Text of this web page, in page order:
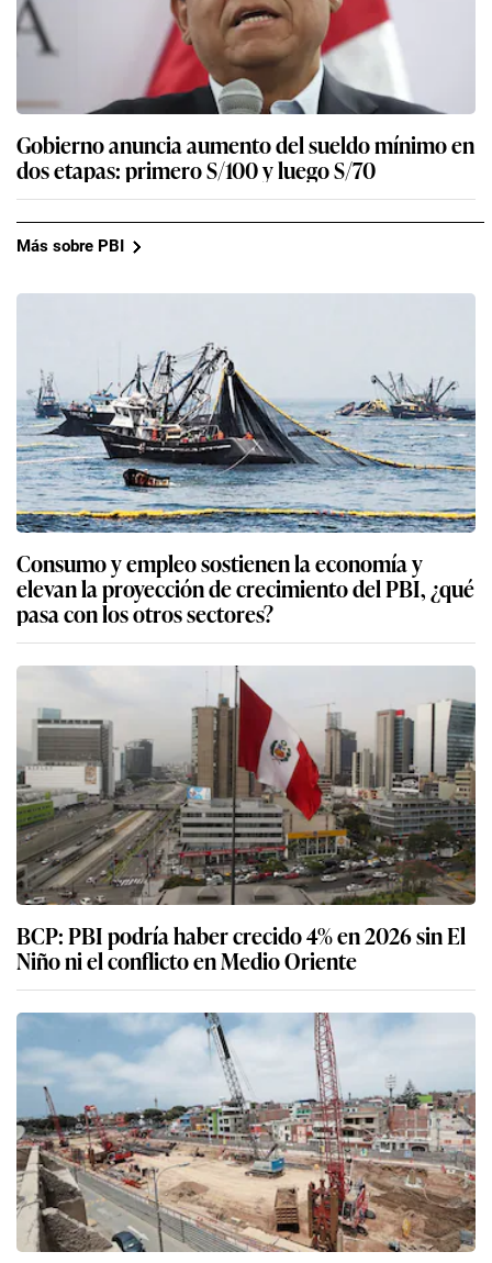
Gobierno anuncia aumento del sueldo mínimo en
dos etapas: primero S/100 y luego S/70
Más sobre PBI
Consumo y empleo sostienen la economía y
elevan la proyección de crecimiento del PBI, ¿qué
pasa con los otros sectores?
BCP: PBI podría haber crecido 4% en 2026 sin El
Niño ni el conflicto en Medio Oriente